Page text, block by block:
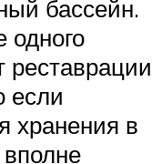
бассейн.
одного
реставрации
если
хранения в